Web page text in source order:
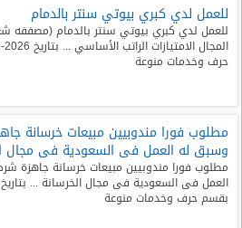
للعمل لدي كبري بيوتي سنتر بالدمام
للعمل لدي كبري بيوتي سنتر بالدمام (مصففه
حرف وخدمات منوعة
مطلوب فورا مندوبيين مبيعات خرسانة
وسبق له العمل فى السعودية فى مجال
مطلوب فورا مندوبيين مبيعات خرسانة جاهزة
بقسم حرف وخدمات منوعة